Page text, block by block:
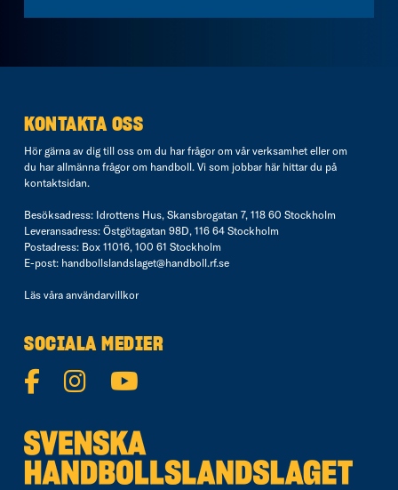
KONTAKTA OSS
Hör gärna av dig till oss om du har frågor om vår verksamhet eller om
du har allmänna frågor om handboll. Vi som jobbar här hittar du på
kontaktsidan.
Besöksadress: Idrottens Hus, Skansbrogatan 7, 118 60 Stockholm
Leveransadress: Östgötagatan 98D, 116 64 Stockholm
Postadress: Box 11016, 100 61 Stockholm
E-post: handbollslandslaget@handboll.rf.se
Läs våra användarvillkor
SOCIALA MEDIER